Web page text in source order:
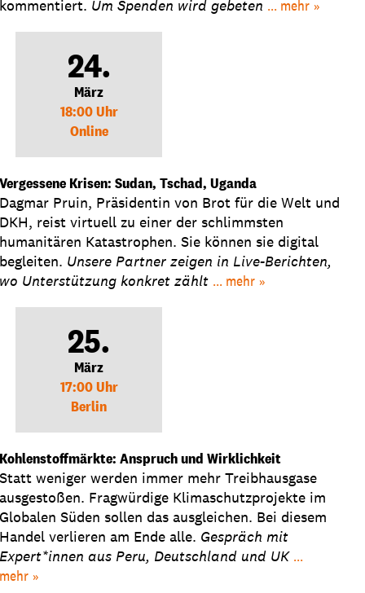
kommentiert. Um Spenden wird gebeten ... mehr
24.
März
18:00 Uhr
Online
Vergessene Krisen: Sudan, Tschad, Uganda
Dagmar Pruin, Präsidentin von Brot für die Welt und
DKH, reist virtuell zu einer der schlimmsten
humanitären Katastrophen. Sie können sie digital
begleiten. Unsere Partner zeigen in Live-Berichten,
wo Unterstützung konkret zählt ... mehr
25.
März
17:00 Uhr
Berlin
Kohlenstoffmärkte: Anspruch und Wirklichkeit
Statt weniger werden immer mehr Treibhausgase
ausgestoßen. Fragwürdige Klimaschutzprojekte im
Globalen Süden sollen das ausgleichen. Bei diesem
Handel verlieren am Ende alle. Gespräch mit
Expert*innen aus Peru, Deutschland und UK ...
mehr